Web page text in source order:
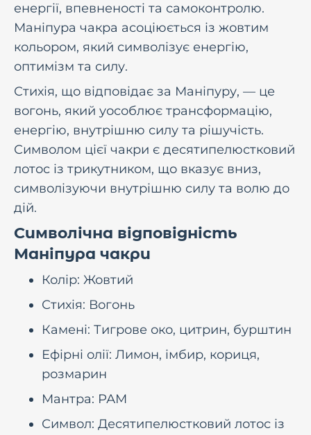
енергії, впевненості та самоконтролю.
Маніпура чакра асоціюється із жовтим
кольором, який символізує енергію,
оптимізм та силу.
Стихія, що відповідає за Маніпуру, — це
вогонь, який уособлює трансформацію,
енергію, внутрішню силу та рішучість.
Символом цієї чакри є десятипелюстковий
лотос із трикутником, що вказує вниз,
символізуючи внутрішню силу та волю до
дій.
Символічна відповідність
Маніпура чакри
Колір: Жовтий
Стихія: Вогонь
Камені: Тигрове око, цитрин, бурштин
Ефірні олії: Лимон, імбир, кориця,
розмарин
Мантра: РАМ
Символ: Десятипелюстковий лотос із